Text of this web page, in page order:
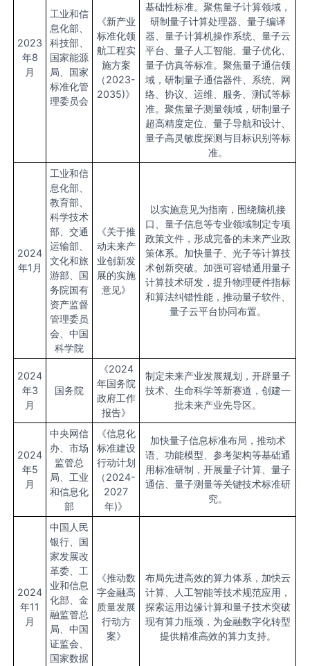
2023
年8
月
工业和信
息化部、
科技部、
国家能源
局、国家
标准化管
理委员会
《新产业
标准化领
航工程实
施方案
（2023-
2035)》
基础性标准。聚焦量子计算领域，
研制量子计算处理器、量子编译
器、量子计算机操作系统、量子云
平台、量子人工智能、量子优化、
量子仿真等标准。聚焦量子通信领
域，研制量子通信器件、系统、网
络、协议、运维、服务、测试等标
准。聚焦量子测量领域，研制量子
超高精度定位、量子导航和设计、
量子高灵敏度探测与目标识别等标
准。
2024
年1月
工业和信
息化部、
教育部、
科学技术
部、交通
运输部、
文化和旅
游部、国
务院国有
资产监督
管理委员
会、中国
科学院
《关于推
动未来产
业创新发
展的实施
意见》
以实施意见为指南，围绕脑机接
口、量子信息等专业领域制定专项
政策文件，形成完备的未来产业政
策体系。加快量子、光子等计算技
术创新突破。加强可容错通用量子
计算技术研发，提升物理硬件指标
和算法纠错性能，推动量子软件、
量子云平台协同布置。
2024
年3
月
国务院
《2024
年国务院
政府工作
报告》
制定未来产业发展规划，开辟量子
技术、生命科学等新赛道，创建一
批未来产业先导区。
2024
年5
月
中央网信
办、市场
监管总
局、工业
和信息化
部
《信息化
标准建设
行动计划
（2024-
2027
年)》
加快量子信息标准布局，推动术
语、功能模型、参考架构等基础通
用标准研制，开展量子计算、量子
通信、量子测量等关键技术标准研
究。
2024
年11
月
中国人民
银行、国
家发展改
革委、工
业和信息
化部、金
融监管总
局、中国
证监会、
国家数据
《推动数
字金融高
质量发展
行动方
案》
布局先进高效的算力体系，加快云
计算、人工智能等技术规范应用，
探索运用边缘计算和量子技术突破
现有算力瓶颈，为金融数字化转型
提供精准高效的算力支持。